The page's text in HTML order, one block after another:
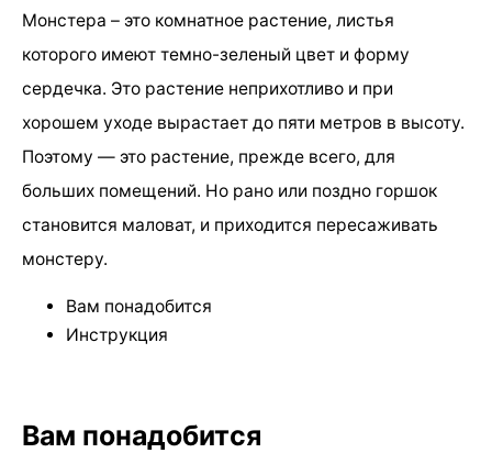
Монстера – это комнатное растение, листья
которого имеют темно-зеленый цвет и форму
сердечка. Это растение неприхотливо и при
хорошем уходе вырастает до пяти метров в высоту.
Поэтому — это растение, прежде всего, для
больших помещений. Но рано или поздно горшок
становится маловат, и приходится пересаживать
монстеру.
Вам понадобится
Инструкция
Вам понадобится